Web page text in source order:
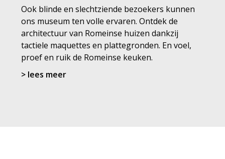
Ook blinde en slechtziende bezoekers kunnen
ons museum ten volle ervaren. Ontdek de
architectuur van Romeinse huizen dankzij
tactiele maquettes en plattegronden. En voel,
proef en ruik de Romeinse keuken.
> lees meer